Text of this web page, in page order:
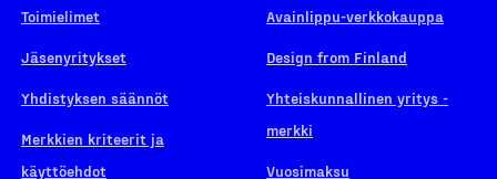
Toimielimet
Jäsenyritykset
Yhdistyksen säännöt
Merkkien kriteerit ja
käyttöehdot
Avainlippu-verkkokauppa
Design from Finland
Yhteiskunnallinen yritys -
merkki
Vuosimaksu